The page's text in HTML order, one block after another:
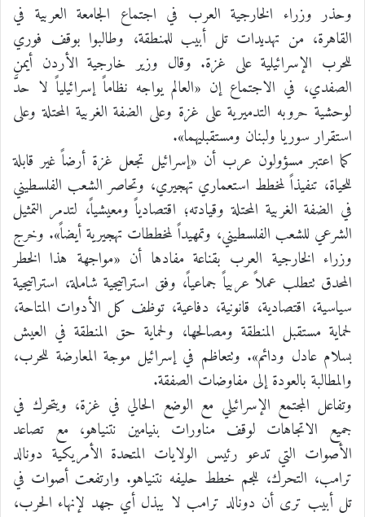
وحذر وزراء الخارجية العرب في اجتماع الجامعة العربية في
القاهرة، من تهديدات تل أبيب للمنطقة، وطالبوا بوقف فوري
للحرب الإسرائيلية على غزة. وقال وزير خارجية الأردن أيمن
الصفدي، في الاجتماع إن «العالم يواجه نظاماً إسرائيلياً لا حدَّ
لوحشية حروبه التدميرية على غزة وعلى الضفة الغربية المحتلة وعلى
استقرار سوريا ولبنان ومستقبليهما».
كما اعتبر مسؤولون عرب أن «إسرائيل تجعل غزة أرضاً غير قابلة
للحياة، تنفيذاً لمخطط استعماري تهجيري، وتحاصر الشعب الفلسطيني
في الضفة الغربية المحتلة وقيادته؛ اقتصادياً ومعيشياً، لتدمر التمثيل
الشرعي للشعب الفلسطيني، وتمهيداً لمخططات تهجيرية أيضاً». وخرج
وزراء الخارجية العرب بقناعة مفادها أن «مواجهة هذا الخطر
المحدق تتطلب عملاً عربياً جماعياً، وفق استراتيجية شاملة، استراتيجية
سياسية، اقتصادية، قانونية، دفاعية، توظف كل الأدوات المتاحة،
لحماية مستقبل المنطقة ومصالحها، ولحماية حق المنطقة في العيش
بسلام عادل ودائم». وتتعاظم في إسرائيل موجة المعارضة للحرب،
والمطالبة بالعودة إلى مفاوضات الصفقة.
وتفاعل المجتمع الإسرائيلي مع الوضع الحالي في غزة، ويتحرك في
جميع الاتجاهات لوقف مناورات بنيامين نتنياهو، مع تصاعد
الأصوات التي تدعو رئيس الولايات المتحدة الأمريكية دونالد
ترامب، التحرك، للجم خطط حليفه نتنياهو. وارتفعت أصوات في
تل أبيب ترى أن دونالد ترامب لا يبذل أي جهد لإنهاء الحرب،